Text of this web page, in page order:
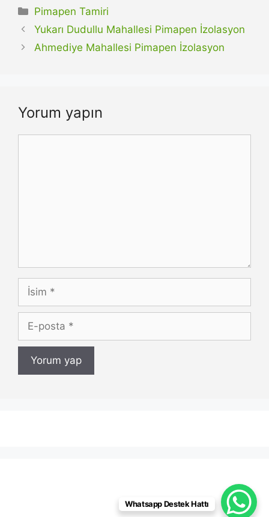
Kategoriler
Pimapen Tamiri
Yukarı Dudullu Mahallesi Pimapen İzolasyon
Ahmediye Mahallesi Pimapen İzolasyon
Yorum yapın
İsim
posta
Whatsapp Destek Hattı